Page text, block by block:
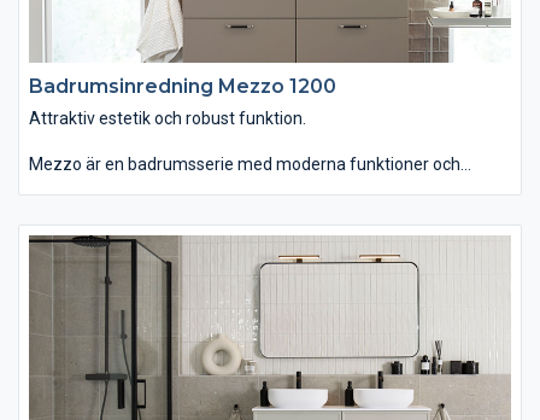
Badrumsinredning Mezzo 1200
Attraktiv estetik och robust funktion.
Mezzo är en badrumsserie med moderna funktioner och
än vanligt. Om du istället väljer det ovanpåliggande tvättstället
Soprano i det stenliknande, slitstarka och lättskötta materialet
Solid Surface får serien ett annat uttryck. Kommoden finns
med eller utan inramning. Passar dig som vill ha ett badrum
som kombinerar attraktiv estetik med robust funktion."